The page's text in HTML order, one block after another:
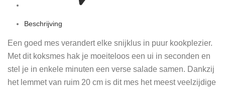
Beschrijving
Een goed mes verandert elke snijklus in puur kookplezier.
Met dit koksmes hak je moeiteloos een ui in seconden en
stel je in enkele minuten een verse salade samen. Dankzij
het lemmet van ruim 20 cm is dit mes het meest veelzijdige